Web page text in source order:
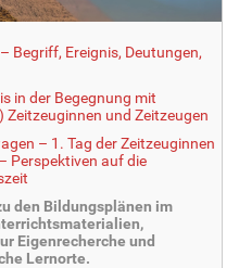
Begriff, Ereignis, Deutungen,
in der Begegnung mit
Zeitzeuginnen und Zeitzeugen
– 1. Tag der Zeitzeuginnen
Perspektiven auf die
den Bildungsplänen im
Eigenrecherche und
Lernorte.